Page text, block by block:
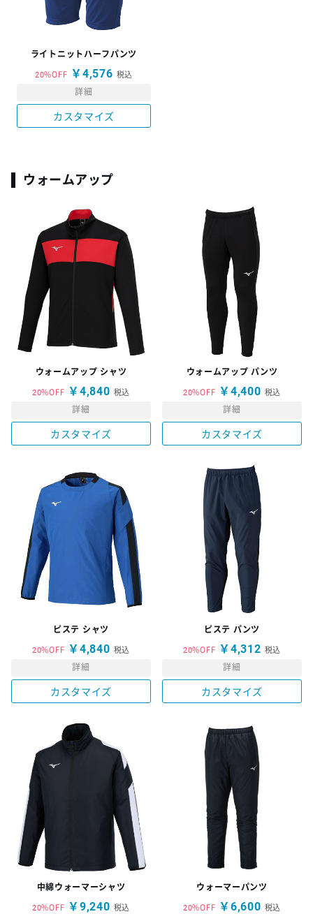
ライトニットハーフパンツ
20%OFF ￥4,576 税込
詳細
カスタマイズ
ウォームアップ
ウォームアップ シャツ
20%OFF ￥4,840 税込
詳細
カスタマイズ
ウォームアップ パンツ
20%OFF ￥4,400 税込
詳細
カスタマイズ
ピステ シャツ
20%OFF ￥4,840 税込
詳細
カスタマイズ
ピステ パンツ
20%OFF ￥4,312 税込
詳細
カスタマイズ
中綿ウォーマーシャツ
20%OFF ￥9,240 税込
ウォーマーパンツ
20%OFF ￥6,600 税込